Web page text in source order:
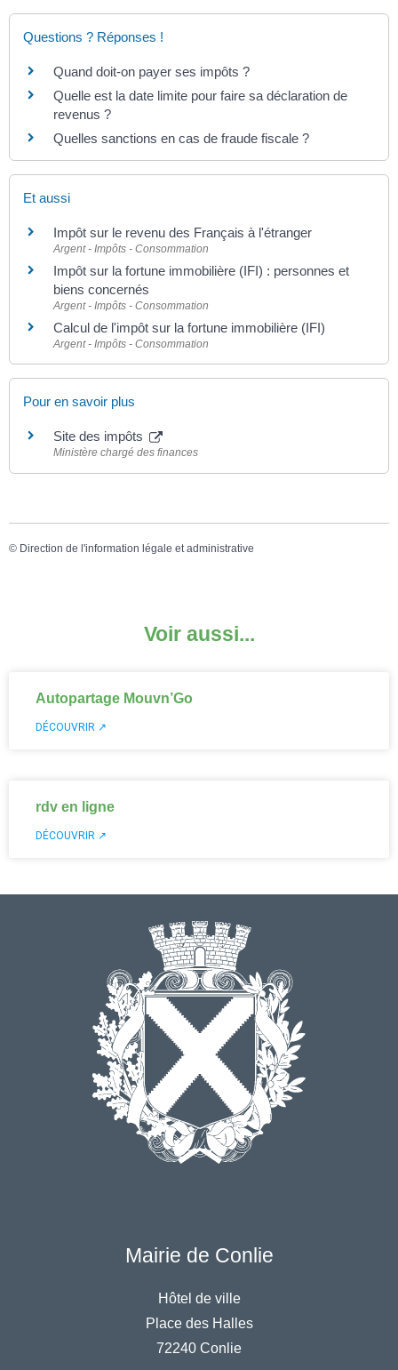
Questions ? Réponses !
Quand doit-on payer ses impôts ?
Quelle est la date limite pour faire sa déclaration de
revenus ?
Quelles sanctions en cas de fraude fiscale ?
Et aussi
Impôt sur le revenu des Français à l'étranger
Argent - Impôts - Consommation
Impôt sur la fortune immobilière (IFI) : personnes et
biens concernés
Argent - Impôts - Consommation
Calcul de l'impôt sur la fortune immobilière (IFI)
Argent - Impôts - Consommation
Pour en savoir plus
Site des impôts
Ministère chargé des finances
© Direction de l'information légale et administrative
Voir aussi...
Autopartage Mouvn’Go
DÉCOUVRIR ↗
rdv en ligne
DÉCOUVRIR ↗
Mairie de Conlie
Hôtel de ville
Place des Halles
72240 Conlie